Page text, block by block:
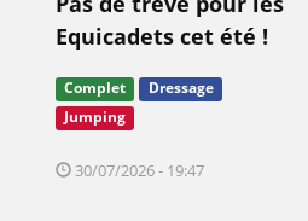
Equicadets cet été !
Complet
Dressage
Jumping
30/07/2026 - 19:47